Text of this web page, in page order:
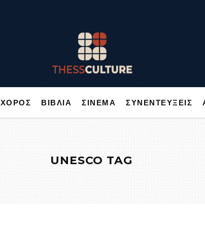
ΧΟΡΟΣ ΒΙΒΛΙΑ ΣΙΝΕΜΑ ΣΥΝΕΝΤΕΥΞΕΙΣ
UNESCO TAG